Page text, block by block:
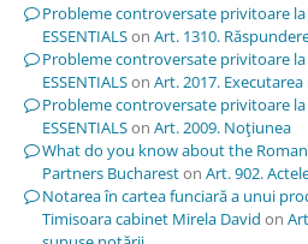
Probleme controversate privitoare
ESSENTIALSon Art. 1310.
Probleme controversate privitoare
ESSENTIALSon Art. 2017.
Probleme controversate privitoare
ESSENTIALSon Art. 2009. Noţiunea
What do you know about the
Partners Buchareston Art. 902.
Notarea în cartea funciară a unui
Timisoara cabinet Mirela David on